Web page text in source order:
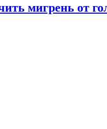
мигрень от